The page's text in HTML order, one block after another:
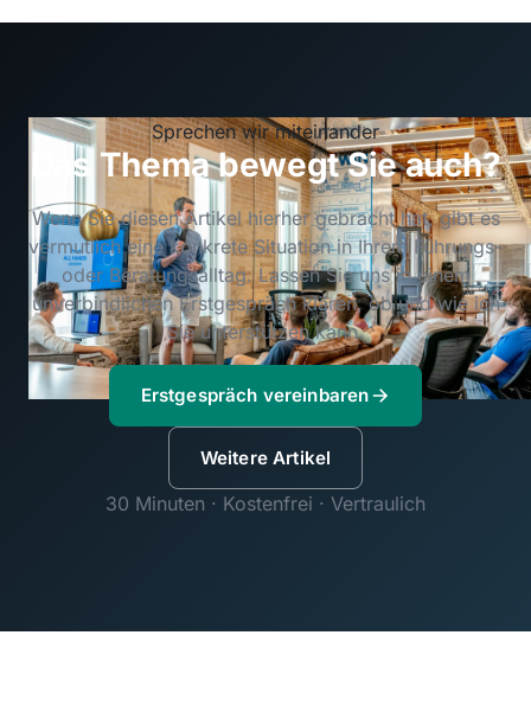
Sprechen wir miteinander
Das Thema bewegt Sie auch?
Wenn Sie diesen Artikel hierher gebracht hat, gibt es
vermutlich eine konkrete Situation in Ihrem Führungs-
oder Beratungsalltag. Lassen Sie uns in einem
unverbindlichen Erstgespräch klären, ob und wie ich
Sie unterstützen kann.
Erstgespräch vereinbaren
Weitere Artikel
30 Minuten · Kostenfrei · Vertraulich